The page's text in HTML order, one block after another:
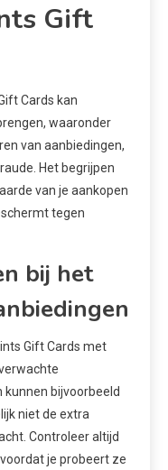
Gift
Cards kan
waaronder
van aanbiedingen,
Het begrijpen
van je aankopen
tegen
bij het
Gift Cards met
kunnen bijvoorbeeld
niet de extra
Controleer altijd
je probeert ze